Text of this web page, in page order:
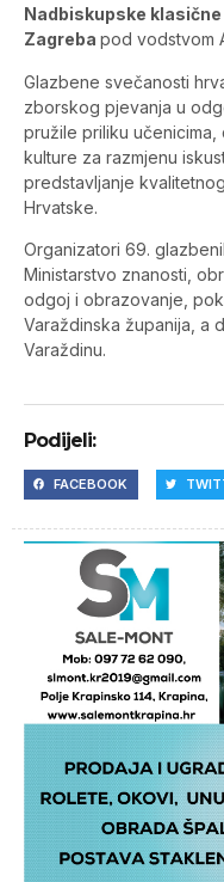
Nadbiskupske
Zagreba pod vodstvom
Glazbene svečanosti
zborskog pjevanja u
pružile priliku učenicima,
kulture za razmjenu
predstavljanje
Hrvatske.
Organizatori 69.
Ministarstvo znanosti,
odgoj i obrazovanje,
Varaždinska županija, a
Varaždinu.
Podijeli:
FACEBOOK